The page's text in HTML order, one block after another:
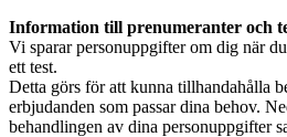
Information till prenumeranter och
Vi sparar personuppgifter om dig när
ett test.
Detta görs för att kunna tillhandahålla
erbjudanden som passar dina behov.
behandlingen av dina personuppgifter